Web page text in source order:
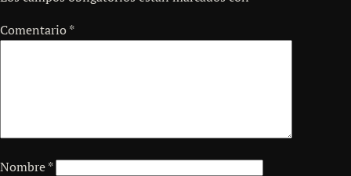
Comentario*
Nombre*